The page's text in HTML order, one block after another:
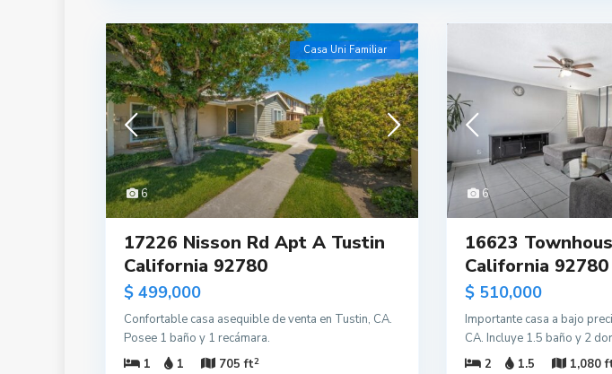
6
Casa Uni Familiar
17226 Nisson Rd Apt A Tustin
California 92780
$ 499,000
Confortable casa asequible de venta en Tustin, CA.
Posee 1 baño y 1 recámara.
1
1 705 ft2
6
16623
California 92780
$ 510,000
Importante casa a bajo
CA. Incluye 1.5 baño y 2
2
1.5 1,080